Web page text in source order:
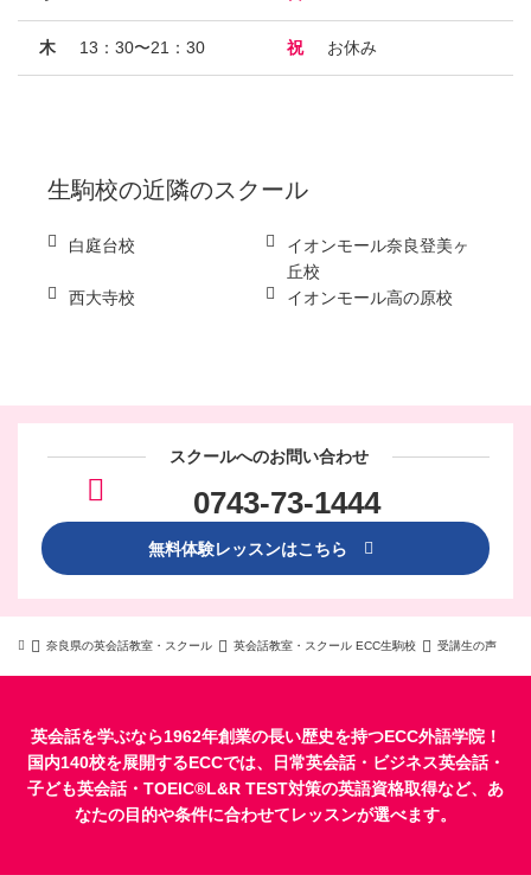
木 13：30〜21：30 祝 お休み
生駒校の近隣のスクール
白庭台校
イオンモール奈良登美ヶ
丘校
西大寺校
イオンモール高の原校
スクールへのお問い合わせ
0743-73-1444
無料体験レッスンはこちら
奈良県の英会話教室・スクール 英会話教室・スクール ECC生駒校 受講生の声
英会話を学ぶなら1962年創業の長い歴史を持つECC外語学院！
国内140校を展開するECCでは、
日常英会話・ ビジネス英会話・
子ども英会話・ TOEIC®L&R TEST対策の英語資格取得など、あ
なたの目的や条件に合わせてレッスンが選べます。